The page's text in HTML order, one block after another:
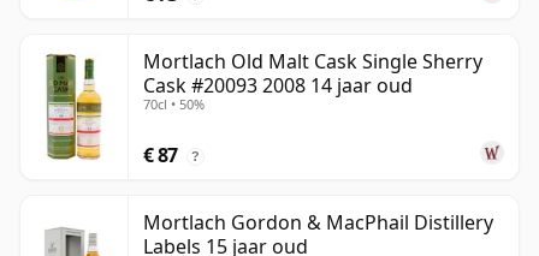
Mortlach Old Malt Cask Single Sherry
Cask #20093 2008 14 jaar oud
70cl • 50%
€ 87 ?
Mortlach Gordon & MacPhail Distillery
Labels 15 jaar oud